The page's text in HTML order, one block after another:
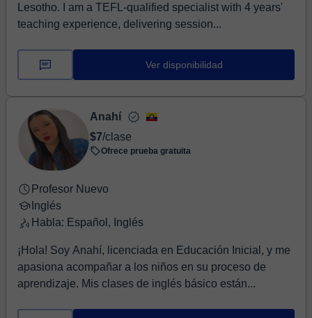
Lesotho. I am a TEFL-qualified specialist with 4 years'
teaching experience, delivering session...
Ver disponibilidad
Anahí
$7/clase
Ofrece prueba gratuita
Profesor Nuevo
Inglés
Habla: Español, Inglés
¡Hola! Soy Anahí, licenciada en Educación Inicial, y me
apasiona acompañar a los niños en su proceso de
aprendizaje. Mis clases de inglés básico están...